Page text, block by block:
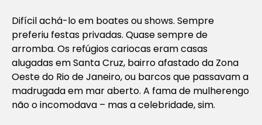
Difícil achá-lo em boates ou shows. Sempre
preferiu festas privadas. Quase sempre de
arromba. Os refúgios cariocas eram casas
alugadas em Santa Cruz, bairro afastado da Zona
Oeste do Rio de Janeiro, ou barcos que passavam a
madrugada em mar aberto. A fama de mulherengo
não o incomodava – mas a celebridade, sim.